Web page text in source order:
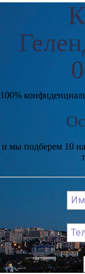
100%
и мы подберем 10